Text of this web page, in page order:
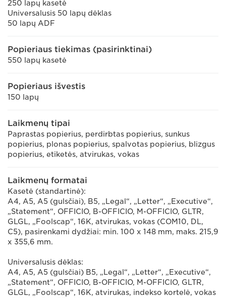
250 lapų kasetė
Universalusis 50 lapų dėklas
50 lapų ADF
Popieriaus tiekimas (pasirinktinai)
550 lapų kasetė
Popieriaus išvestis
150 lapų
Laikmenų tipai
Paprastas popierius, perdirbtas popierius, sunkus
popierius, plonas popierius, spalvotas popierius, blizgus
popierius, etiketės, atvirukas, vokas
Laikmenų formatai
Kasetė (standartinė):
A4, A5, A5 (gulsčiai), B5, „Legal“, „Letter“, „Executive“,
„Statement“, OFFICIO, B-OFFICIO, M-OFFICIO, GLTR,
GLGL, „Foolscap“, 16K, atvirukas, vokas (COM10, DL,
C5), pasirenkami dydžiai: min. 100 x 148 mm, maks. 215,9
x 355,6 mm.
Universalusis dėklas:
A4, A5, A5 (gulsčiai) B5, „Legal“, „Letter“, „Executive“,
„Statement“, OFFICIO, B-OFFICIO, M-OFFICIO, GLTR,
GLGL, „Foolscap“, 16K, atvirukas, indekso kortelė, vokas